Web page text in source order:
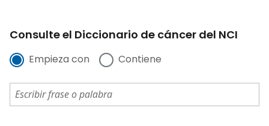
Consulte el Diccionario de cáncer del NCI
Empieza con Contiene